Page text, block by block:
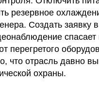
резервное
Создать заявку
спасает
перегретого
что отрасль давно
охраны.